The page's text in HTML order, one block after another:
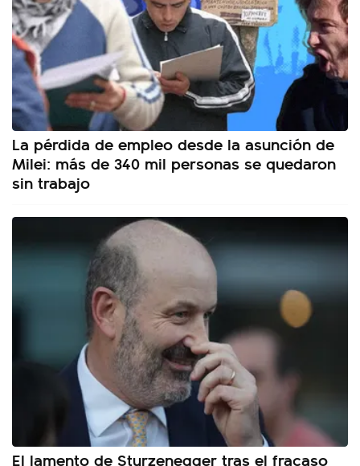
La pérdida de empleo desde la asunción de
Milei: más de 340 mil personas se quedaron
sin trabajo
El lamento de Sturzenegger tras el fracaso